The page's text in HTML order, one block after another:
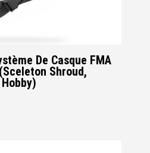
De Casque FMA
Shroud,